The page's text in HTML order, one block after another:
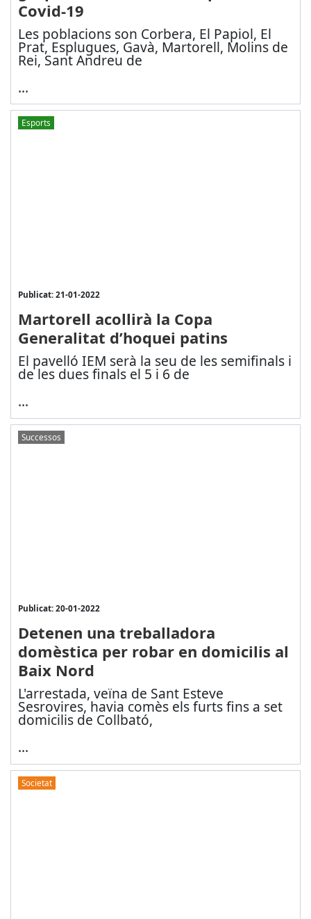
Covid-19
Les poblacions son Corbera, El Papiol, El
Prat, Esplugues, Gavà, Martorell, Molins de
Rei, Sant Andreu de
...
Esports
Publicat: 21-01-2022
Martorell acollirà la Copa
Generalitat d’hoquei patins
El pavelló IEM serà la seu de les semifinals i
de les dues finals el 5 i 6 de
...
Successos
Publicat: 20-01-2022
Detenen una treballadora
domèstica per robar en domicilis al
Baix Nord
L'arrestada, veïna de Sant Esteve
Sesrovires, havia comès els furts fins a set
domicilis de Collbató,
...
Societat